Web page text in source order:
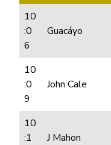
10
:0
6
Guacáyo
10
:0
9
John Cale
10
:1
J Mahon